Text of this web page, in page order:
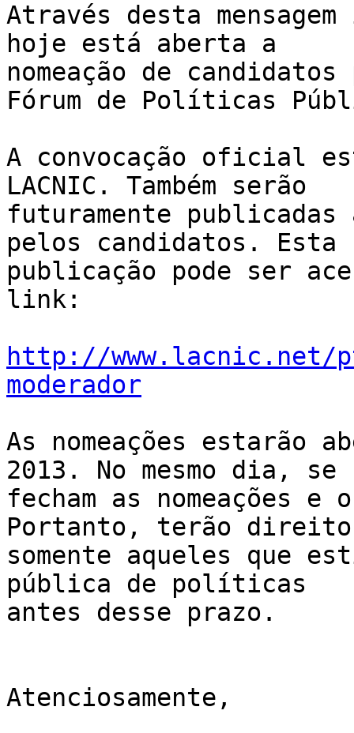
Através desta
hoje está aberta a
nomeação de
Fórum de Políticas
A convocação oficial
LACNIC. Também serão
futuramente
pelos candidatos. Esta
publicação pode ser
link:
http://www.lacnic.net/
moderador
As nomeações
2013. No mesmo dia, se
fecham as nomeações
Portanto, terão
somente aqueles que
pública de políticas
antes desse prazo.
Atenciosamente,